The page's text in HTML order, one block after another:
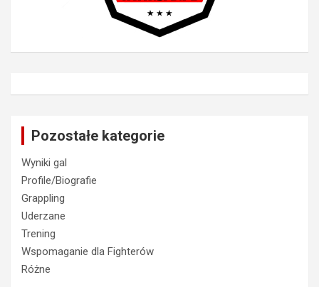
Pozostałe kategorie
Wyniki gal
Profile/Biografie
Grappling
Uderzane
Trening
Wspomaganie dla Fighterów
Różne